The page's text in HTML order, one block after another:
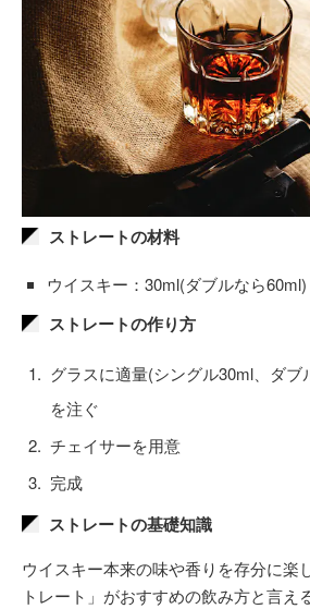
ストレートの材料
ウイスキー：30ml(ダブルなら60ml)
ストレートの作り方
グラスに適量(シングル30ml、ダブ
を注ぐ
チェイサーを用意
完成
ストレートの基礎知識
ウイスキー本来の味や香りを存分に楽
トレート」がおすすめの飲み方と言え